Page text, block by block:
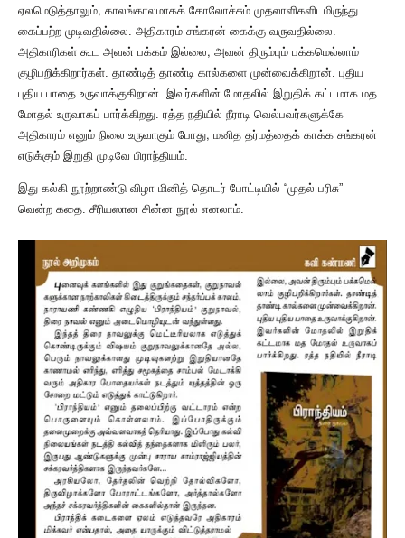
ஏலமெடுத்தாலும், காலங்காலமாகக் கோலோச்சும் முதலாளிகளிடமிருந்து
கைப்பற்ற முடிவதில்லை. அதிகாரம் சங்கரன் கைக்கு வருவதில்லை.
அதிகாரிகள் கூட அவன் பக்கம் இல்லை, அவன் திரும்பும் பக்கமெல்லாம்
குழிபறிக்கிறார்கள். தாண்டித் தாண்டி கால்களை முன்வைக்கிறான். புதிய
புதிய பாதை உருவாக்குகிறான். இவர்களின் மோதலில் இறுதிக் கட்டமாக மத
மோதல் உருவாகப் பார்க்கிறது. ரத்த நதியில் நீராடி வெல்பவர்களுக்கே
அதிகாரம் எனும் நிலை உருவாகும் போது, மனித தர்மத்தைக் காக்க சங்கரன்
எடுக்கும் இறுதி முடிவே பிராந்தியம்.
இது கல்கி நூற்றாண்டு விழா மினித் தொடர் போட்டியில் “முதல் பரிசு”
வென்ற கதை. சீரியஸான சின்ன நூல் எனலாம்.